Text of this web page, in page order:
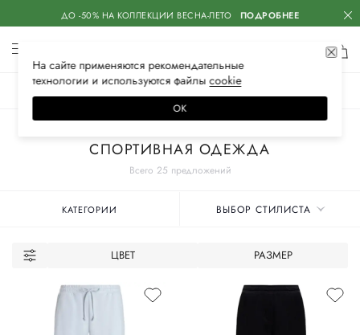
ДО -50% НА КОЛЛЕКЦИИ ВЕСНА-ЛЕТО ПОДРОБНЕЕ
Всего 25 предложений
СПОРТИВНАЯ ОДЕЖДА
КАТЕГОРИИ ВЫБОР СТИЛИСТА
ЦВЕТ РАЗМЕР
На сайте применяются рекомендательные
технологии и используются файлысооkiе
ОК